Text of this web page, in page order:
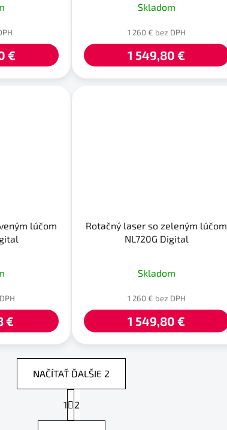
€
Skladom
1 260 € bez DPH
1 549,80 €
lúčom
€
Rotačný laser so zeleným lúčom
NL720G Digital
Skladom
1 260 € bez DPH
1 549,80 €
O
v
NAČÍTAŤ ĎALŠIE 2
S
t
r
1 2